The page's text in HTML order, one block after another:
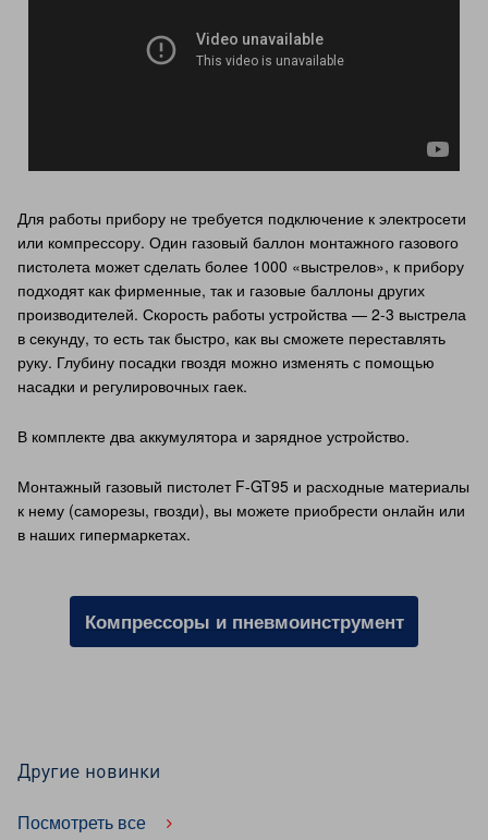
Для работы прибору не требуется подключение к электросети
или компрессору. Один газовый баллон монтажного газового
пистолета может сделать более 1000 «выстрелов», к прибору
подходят как фирменные, так и газовые баллоны других
производителей. Скорость работы устройства — 2-3 выстрела
в секунду, то есть так быстро, как вы сможете переставлять
руку. Глубину посадки гвоздя можно изменять с помощью
насадки и регулировочных гаек.
В комплекте два аккумулятора и зарядное устройство.
Монтажный газовый пистолет F-GT95 и расходные материалы
к нему (саморезы, гвозди), вы можете приобрести онлайн или
в наших гипермаркетах.
Компрессоры и пневмоинструмент
Другие новинки
Посмотреть все